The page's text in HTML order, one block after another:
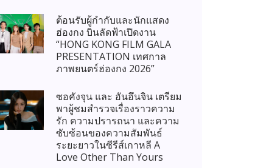
ต้อนรับผู้กำกับและนักแสดง
ฮ่องกง บินลัดฟ้าเปิดงาน
“HONG KONG FILM GALA
PRESENTATION เทศกาล
ภาพยนตร์ฮ่องกง 2026”
ซอคังจุน และ อันอึนจิน เตรียม
พาผู้ชมสำรวจเรื่องราวความ
รัก ความปรารถนา และความ
ซับซ้อนของความสัมพันธ์
ระยะยาวในซีรีส์เกาหลี A
Love Other Than Yours